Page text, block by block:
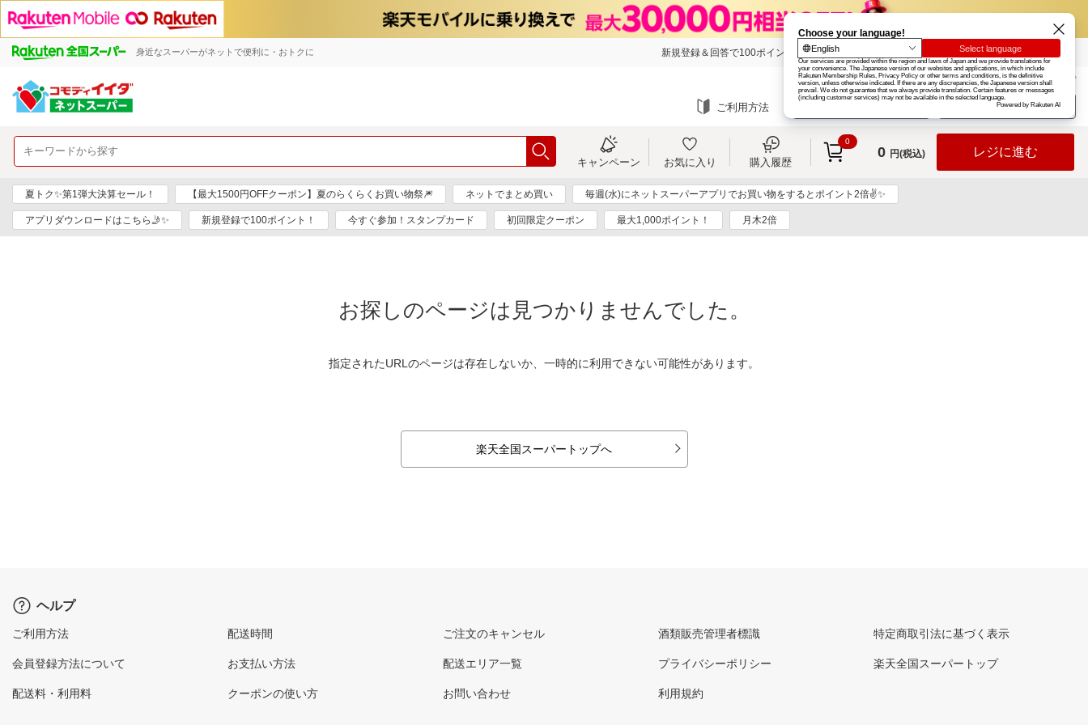
身近なスーパーがネットで便利に・おトクに 新規登録＆回答で100ポイント! 楽天グループ カード
お知らせ ヘルプ
ご利用方法 ログイン
キャンペーン お気に入り 購入履歴
0
0 円(税込) レジに進む
夏トク✨第1弾大決算セール！ 【最大1500円OFFクーポン】夏のらくらくお買い物祭🎆 ネットでまとめ買い 毎週(水)にネットスーパーアプリでお買い物をするとポイント2倍✌✨
アプリダウンロードはこちら🤳✨ 新規登録で100ポイント！ 今すぐ参加！スタンプカード 初回限定クーポン 最大1,000ポイント！ 月木2倍
お探しのページは見つかりませんでした。
指定されたURLのページは存在しないか、一時的に利用できない可能性があります。
楽天全国スーパートップへ
ヘルプ
ご利用方法
会員登録方法について
配送料・利用料
配送時間
お支払い方法
クーポンの使い方
ご注文のキャンセル
配送エリア一覧
お問い合わせ
酒類販売管理者標識
プライバシーポリシー
利用規約
特定商取引法に基づく表示
楽天全国スーパートップ